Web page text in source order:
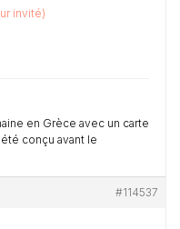
invité)
en Grèce avec un carte
conçu avant le
#114537